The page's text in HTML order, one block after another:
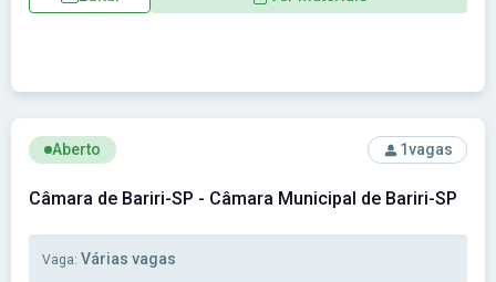
Ver concurso: Câmara de Bariri-SP - Câmara Municipal de
Aberto 1vagas
Câmara de Bariri-SP - Câmara Municipal de Bariri-SP
Vaga: Várias vagas